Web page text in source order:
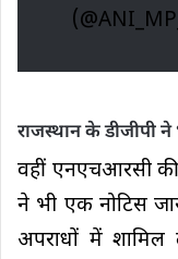
राजस्थान के डीजीपी ने
वहीं एनएचआरसी
ने भी एक नोटिस
अपराधों में